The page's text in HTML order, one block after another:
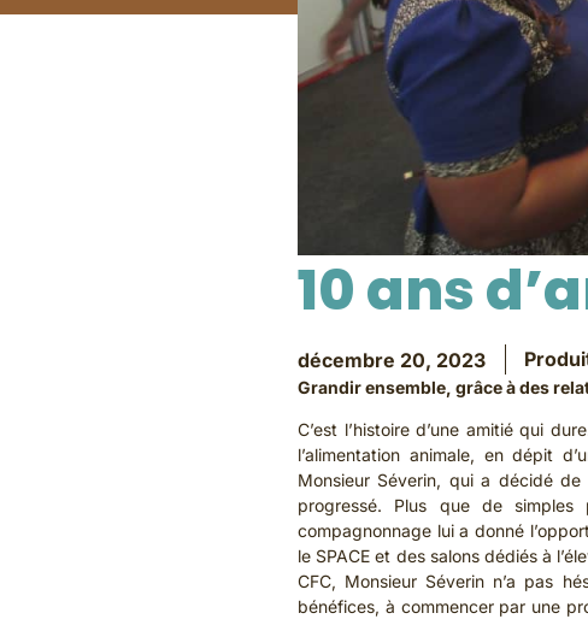
10 ans
décembre 20, 2023
Grandir ensemble, grâce à des
C’est l’histoire d’une amitié qui
l’alimentation animale, en dépit
Monsieur Séverin, qui a décidé
progressé. Plus que de
compagnonnage lui a donné
le SPACE et des salons dédiés à
CFC, Monsieur Séverin n’a pas
bénéfices, à commencer par une